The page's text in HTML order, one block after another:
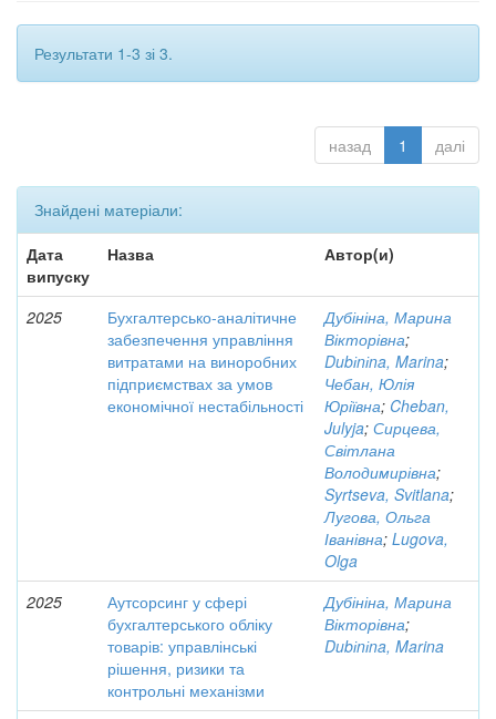
Результати 1-3 зі 3.
назад 1 далі
Знайдені матеріали:
Дата
випуску
Назва Автор(и)
2025
Бухгалтерсько-аналітичне
забезпечення управління
витратами на виноробних
підприємствах за умов
економічної нестабільності
Дубініна, Марина
Вікторівна;
Dubіnіna, Marina;
Чебан, Юлія
Юріївна; Cheban,
Julyja; Сирцева,
Світлана
Володимирівна;
Syrtseva, Svitlana;
Лугова, Ольга
Іванівна; Lugova,
Olga
2025
Аутсорсинг у сфері
бухгалтерського обліку
товарів: управлінські
рішення, ризики та
контрольні механізми
Дубініна, Марина
Вікторівна;
Dubіnіna, Marina